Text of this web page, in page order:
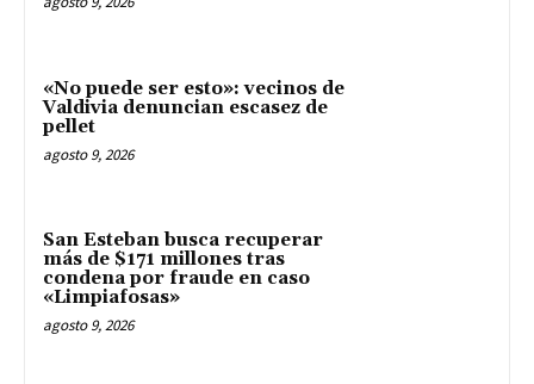
«No puede ser esto»: vecinos de
Valdivia denuncian escasez de
pellet
agosto 9, 2026
San Esteban busca recuperar
más de $171 millones tras
condena por fraude en caso
«Limpiafosas»
agosto 9, 2026